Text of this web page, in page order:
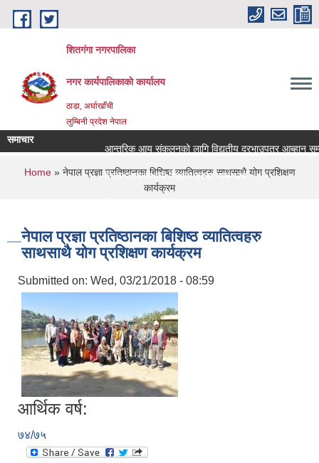
Skip to main content
शितगंगा नगरपालिका
नगर कार्यपालिकाकाे कार्यालय
ठाडा, अर्घाखाँची
लुम्बिनी प्रदेश नेपाल
समाचार
आन्तरिक आय संकलनको लागि विद्युतीय दरभाउपत्र आब्हान
रिक्त पदमा स्थायी शिक्षक सरुवा सम्बन्धमा ।।।
You are here
Home» नेपाल प्रज्ञा प्रतिष्ठानका बिशिष्ठ व्यातित्वहरु साथसाथै योग प्रशिक्षण
कार्यक्रम
नेपाल प्रज्ञा प्रतिष्ठानका बिशिष्ठ व्यातित्वहरु
साथसाथै योग प्रशिक्षण कार्यक्रम
Submitted on: Wed, 03/21/2018 - 08:59
आर्थिक वर्ष:
७४/७५